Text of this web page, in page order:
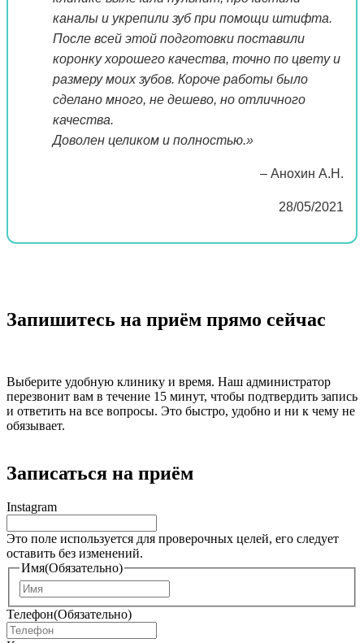
каналы и укрепили зуб при помощи штифта.
После всей этой подготовки поставили
коронку хорошего качества, точно по цвету и
размеру моих зубов. Короче работы было
сделано много, не дешево, но отличного
качества.
Доволен целиком и полностью.»
– Анохин А.Н.
28/05/2021
Запишитесь на приём прямо сейчас
Выберите удобную клинику и время. Наш администратор
перезвонит вам в течение 15 минут, чтобы подтвердить запись
и ответить на все вопросы. Это быстро, удобно и ни к чему не
обязывает.
Записаться на приём
Instagram
Это поле используется для проверочных целей, его следует
оставить без изменений.
Имя(Обязательно)
м
Телефон(Обязательно)